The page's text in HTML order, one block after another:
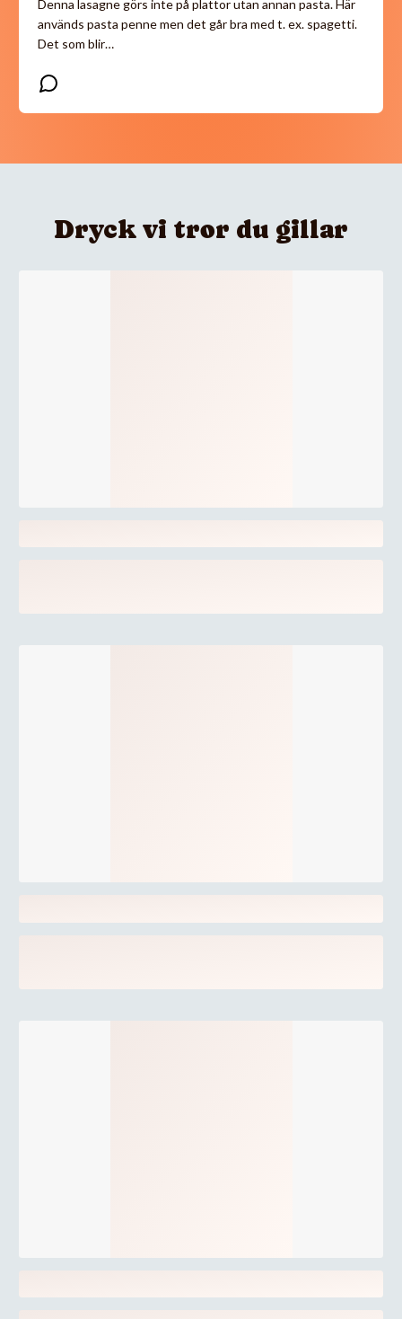
Denna lasagne görs inte på plattor utan annan pasta. Här
används pasta penne men det går bra med t. ex. spagetti.
Det som blir…
Dryck vi tror du gillar